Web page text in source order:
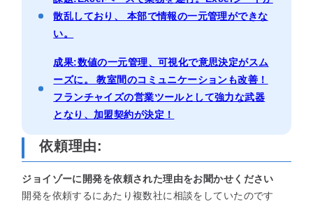
散乱しており、 本部で情報の一元管理ができな
い。
成果:数値の一元管理、可視化で意思決定がスム
ーズに。 教室間のコミュニケーションも改善！
フランチャイズの営業ツールとして強力な武器
となり、加盟契約が決定！
依頼理由:
ジョイゾーに開発を依頼された理由をお聞かせください
開発を依頼するにあたり複数社に相談をしていたのです